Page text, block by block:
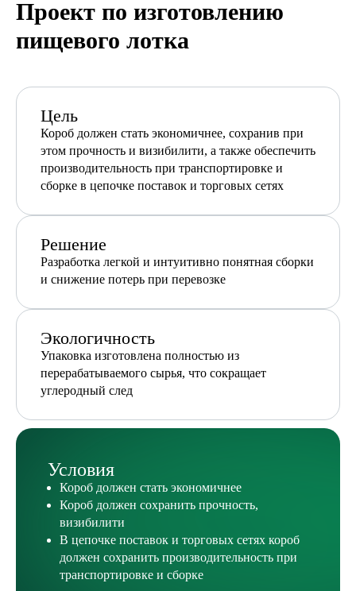
Проект по изготовлению
пищевого лотка
Цель
Короб должен стать экономичнее, сохранив при
этом прочность и визибилити, а также обеспечить
производительность при транспортировке и
сборке в цепочке поставок и торговых сетях
Решение
Разработка легкой и интуитивно понятная сборки
и снижение потерь при перевозке
Экологичность
Упаковка изготовлена полностью из
перерабатываемого сырья, что сокращает
углеродный след
Условия
Короб должен стать экономичнее
Короб должен сохранить прочность,
визибилити
В цепочке поставок и торговых сетях короб
должен сохранить производительность при
транспортировке и сборке